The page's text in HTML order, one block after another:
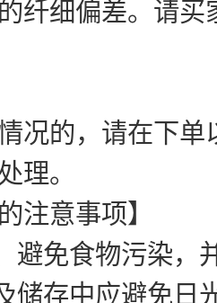
纤细偏差。请
况的，请在下
理。
注意事项】
避免食物污染，
储存中应避免日